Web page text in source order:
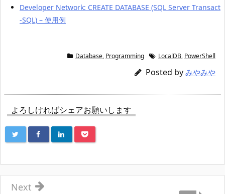
Developer Network: CREATE DATABASE (SQL Server Transact
-SQL) – 使用例
Database, Programming LocalDB, PowerShell
Posted by みやみや
よろしければシェアお願いします
Next